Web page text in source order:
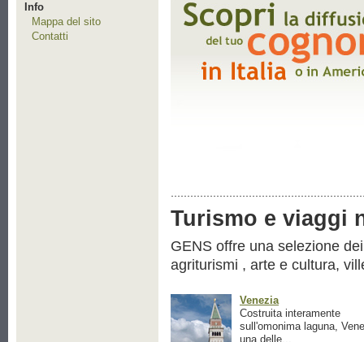
Info
Mappa del sito
Contatti
Turismo e viaggi
GENS offre una selezione
agriturismi , arte e cultura,
Venezia
Costruita interamente
sull'omonima laguna,
una delle...